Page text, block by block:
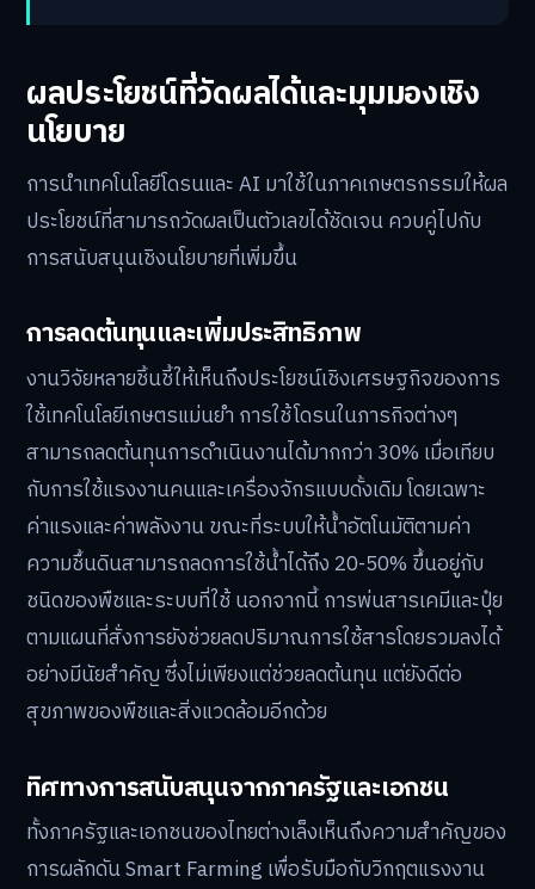
ผลประโยชน์ที่วัดผลได้และมุมมองเชิง
นโยบาย
การนำเทคโนโลยีโดรนและ AI มาใช้ในภาคเกษตรกรรมให้ผล
ประโยชน์ที่สามารถวัดผลเป็นตัวเลขได้ชัดเจน ควบคู่ไปกับ
การสนับสนุนเชิงนโยบายที่เพิ่มขึ้น
การลดต้นทุนและเพิ่มประสิทธิภาพ
งานวิจัยหลายชิ้นชี้ให้เห็นถึงประโยชน์เชิงเศรษฐกิจของการ
ใช้เทคโนโลยีเกษตรแม่นยำ การใช้โดรนในภารกิจต่างๆ
สามารถลดต้นทุนการดำเนินงานได้มากกว่า 30% เมื่อเทียบ
กับการใช้แรงงานคนและเครื่องจักรแบบดั้งเดิม โดยเฉพาะ
ค่าแรงและค่าพลังงาน ขณะที่ระบบให้น้ำอัตโนมัติตามค่า
ความชื้นดินสามารถลดการใช้น้ำได้ถึง 20-50% ขึ้นอยู่กับ
ชนิดของพืชและระบบที่ใช้ นอกจากนี้ การพ่นสารเคมีและปุ๋ย
ตามแผนที่สั่งการยังช่วยลดปริมาณการใช้สารโดยรวมลงได้
อย่างมีนัยสำคัญ ซึ่งไม่เพียงแต่ช่วยลดต้นทุน แต่ยังดีต่อ
สุขภาพของพืชและสิ่งแวดล้อมอีกด้วย
ทิศทางการสนับสนุนจากภาครัฐและเอกชน
ทั้งภาครัฐและเอกชนของไทยต่างเล็งเห็นถึงความสำคัญของ
การผลักดัน Smart Farming เพื่อรับมือกับวิกฤตแรงงาน